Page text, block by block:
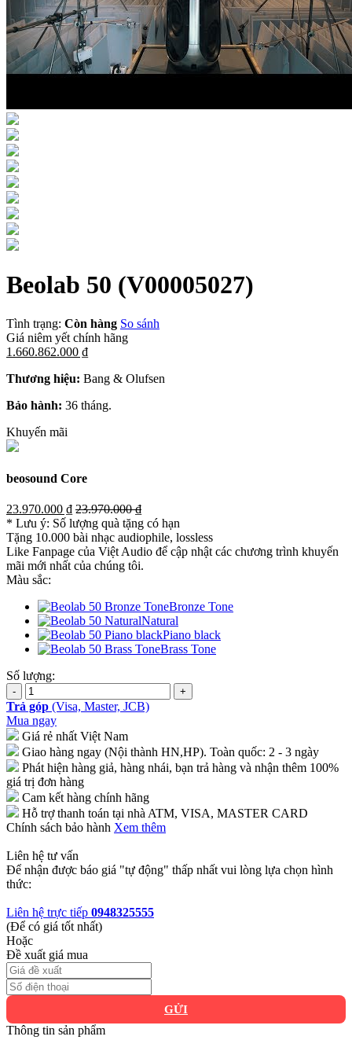
Beolab 50 (V00005027)
Tình trạng: Còn hàng So sánh
Giá niêm yết chính hãng
1.660.862.000 ₫
Thương hiệu: Bang & Olufsen
Bảo hành: 36 tháng.
Khuyến mãi
beosound Core
23.970.000 ₫ 23.970.000 ₫
* Lưu ý: Số lượng quà tặng có hạn
Tặng 10.000 bài nhạc audiophile, lossless
Like Fanpage của Việt Audio để cập nhật các chương trình khuyến
mãi mới nhất của chúng tôi.
Màu sắc:
Bronze Tone
Natural
Piano black
Brass Tone
Số lượng:
Trả góp (Visa, Master, JCB)
Mua ngay
Giá rẻ nhất Việt Nam
Giao hàng ngay (Nội thành HN,HP). Toàn quốc: 2 - 3 ngày
Phát hiện hàng giả, hàng nhái, bạn trả hàng và nhận thêm 100%
giá trị đơn hàng
Cam kết hàng chính hãng
Hỗ trợ thanh toán tại nhà ATM, VISA, MASTER CARD
Chính sách bảo hành Xem thêm
Liên hệ tư vấn
Để nhận được báo giá "tự động" thấp nhất vui lòng lựa chọn hình
thức:
Liên hệ trực tiếp 0948325555
(Để có giá tốt nhất)
Hoặc
Đề xuất giá mua
GỬI
Thông tin sản phẩm